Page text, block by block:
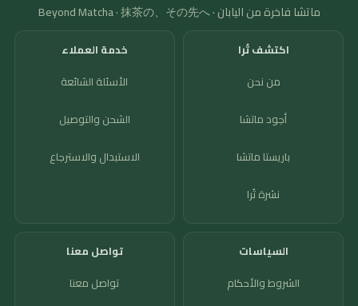
ماتشا فاخرة من اليابان · Beyond Matcha · 抹茶の、その先へ
اكتشف تُرا
من نحن
أجود ماتشا
باريستا ماتشا
نشرة تُرا
خدمة العملاء
الأسئلة الشائعة
الشحن والتوصيل
الاستبدال والاسترجاع
السياسات
الشروط والأحكام
تواصل معنا
تواصل معنا